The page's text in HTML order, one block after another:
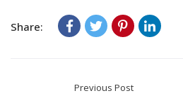
Share:
Previous Post